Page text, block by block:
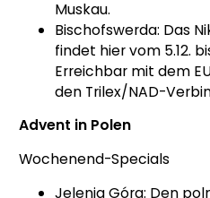
Muskau.
Bischofswerda: Das
findet hier vom 5.12.
Erreichbar mit dem
den Trilex/NAD-
Advent in Polen
Wochenend-Specials
Jelenia Góra: Den